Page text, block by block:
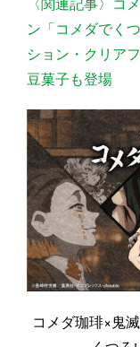
ン「コメダでく
ション・クリア
豆菓子も登場
コメダ珈琲×鬼